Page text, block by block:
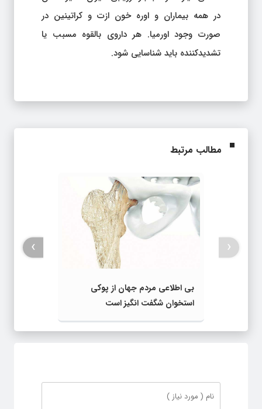
در همه بیماران و اوره خون ازت و کراتینین در
صورت وجود اورمیا. هر داروی بالقوه مسبب یا
تشدیدکننده باید شناسایی شود.
مطالب مرتبط
بی اطلاعی مردم جهان از پوکی
استخوان شگفت انگیز است
‹
›